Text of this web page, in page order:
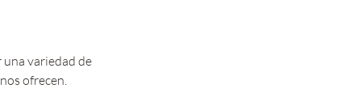
variedad de
ofrecen.